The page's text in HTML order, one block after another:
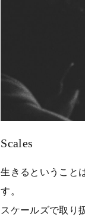
Scales
生きるということ
す。
スケールズで取り